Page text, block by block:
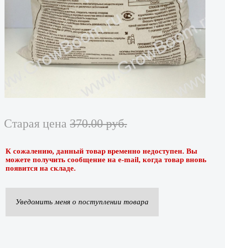
Старая цена 370.00 руб.
К сожалению, данный товар временно недоступен. Вы
можете получить сообщение на e-mail, когда товар вновь
появится на складе.
Уведомить меня о поступлении товара